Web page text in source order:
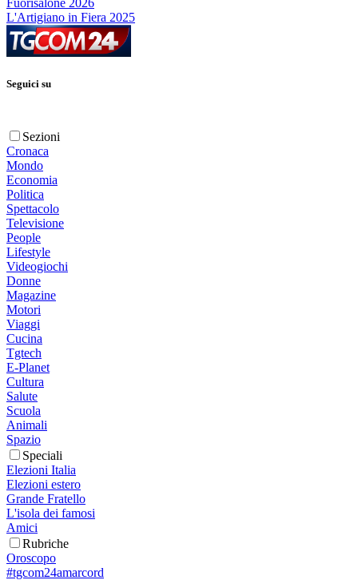
Fuorisalone 2026
L'Artigiano in Fiera 2025
Seguici su
Sezioni
Cronaca
Mondo
Economia
Politica
Spettacolo
Televisione
People
Lifestyle
Videogiochi
Donne
Magazine
Motori
Viaggi
Cucina
Tgtech
E-Planet
Cultura
Salute
Scuola
Animali
Spazio
Speciali
Elezioni Italia
Elezioni estero
Grande Fratello
L'isola dei famosi
Amici
Rubriche
Oroscopo
#tgcom24amarcord